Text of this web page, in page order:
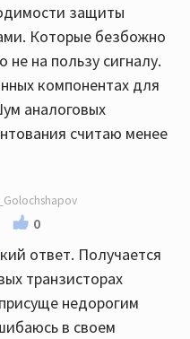
защиты
Которые безбожно
на пользу сигналу.
компонентах для
аналоговых
считаю менее
0
ответ. Получается
транзисторах
недорогим
в своем